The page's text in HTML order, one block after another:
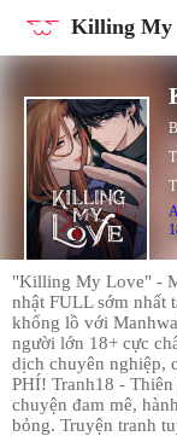
Killing My
"Killing My Love" -
nhật FULL sớm nhất
khổng lồ với
người lớn 18+ cực
dịch chuyên nghiệp,
PHÍ! Tranh18 -
chuyện đam mê,
bỏng. Truyện tranh